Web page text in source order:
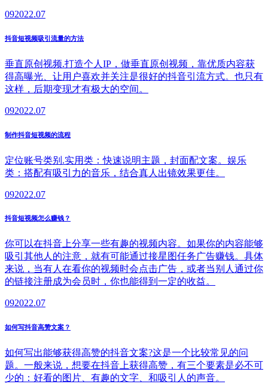
092022.07
抖音短视频吸引流量的方法
垂直原创视频.打造个人IP，做垂直原创视频，靠优质内容获
得高曝光、让用户喜欢并关注是很好的抖音引流方式。也只有
这样，后期变现才有极大的空间。
092022.07
制作抖音短视频的流程
定位账号类别.实用类：快速说明主题，封面配文案。娱乐
类：搭配有吸引力的音乐，结合真人出镜效果更佳。
092022.07
抖音短视频怎么赚钱？
你可以在抖音上分享一些有趣的视频内容。如果你的内容能够
吸引其他人的注意，就有可能通过接星图任务广告赚钱。具体
来说，当有人在看你的视频时会点击广告，或者当别人通过你
的链接注册成为会员时，你也能得到一定的收益。
092022.07
如何写抖音高赞文案？
如何写出能够获得高赞的抖音文案?这是一个比较常见的问
题。一般来说，想要在抖音上获得高赞，有三个要素是必不可
少的：好看的图片、有趣的文字、和吸引人的声音。